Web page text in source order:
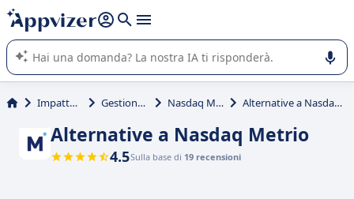
righe con
shift + enter
L'IA di Appvizer vi guida nell'utilizzo o nella scelta di un
software SaaS per la vostra azienda.
Impatto RSI Gestione RSI Nasdaq Metrio Alternative a Nasdaq Metrio
Alternative a Nasdaq Metrio
4.5Sulla base di 19 recensioni